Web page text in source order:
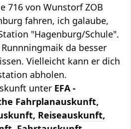
716 von Wunstorf ZOB
fahren, ich galaube,
"Hagenburg/Schule".
da besser
Vielleicht kann er dich
abholen.
unter EFA -
Fahrplanauskunft,
Reiseauskunft,